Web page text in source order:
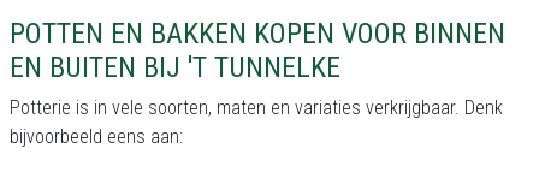
POTTEN EN BAKKEN KOPEN VOOR BINNEN
EN BUITEN BIJ 'T TUNNELKE
Potterie is in vele soorten, maten en variaties verkrijgbaar. Denk
bijvoorbeeld eens aan: